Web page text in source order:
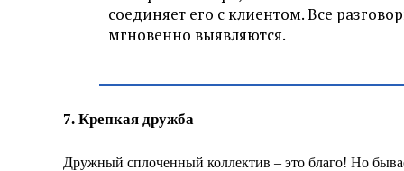
соединяет его с клиентом. Все
мгновенно выявляются.
7. Крепкая дружба
Дружный сплоченный коллектив – это благо! Но